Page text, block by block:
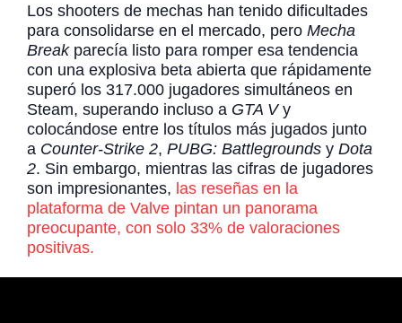
Los shooters de mechas han tenido dificultades
para consolidarse en el mercado, pero Mecha
Breakparecía listo para romper esa tendencia
con una explosiva beta abierta que rápidamente
superó los 317.000 jugadores simultáneos en
Steam, superando incluso a GTA Vy
colocándose entre los títulos más jugados junto
a Counter-Strike 2, PUBG: Battlegrounds y Dota
2. Sin embargo, mientras las cifras de jugadores
son impresionantes, las reseñas en la
plataforma de Valve pintan un panorama
preocupante, con solo 33% de valoraciones
positivas.